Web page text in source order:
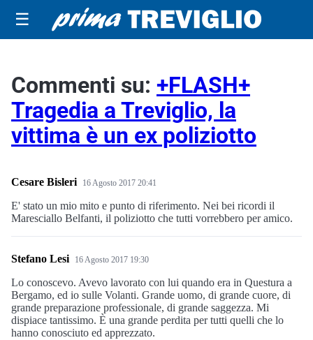
☰
Commenti su: +FLASH+
Tragedia a Treviglio, la
vittima è un ex poliziotto
Cesare Bisleri 16 Agosto 2017 20:41
E' stato un mio mito e punto di riferimento. Nei bei ricordi il
Maresciallo Belfanti, il poliziotto che tutti vorrebbero per amico.
Stefano Lesi 16 Agosto 2017 19:30
Lo conoscevo. Avevo lavorato con lui quando era in Questura a
Bergamo, ed io sulle Volanti. Grande uomo, di grande cuore, di
grande preparazione professionale, di grande saggezza. Mi
dispiace tantissimo. È una grande perdita per tutti quelli che lo
hanno conosciuto ed apprezzato.